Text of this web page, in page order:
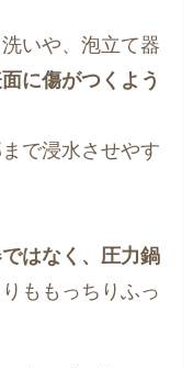
いや、泡立て器
に傷がつくよう
で浸水させやす
はなく、圧力鍋
ももっちりふっ